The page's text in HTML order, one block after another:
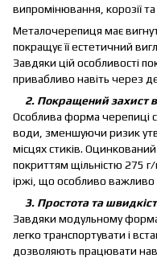
випромінювання, корозії
Металочерепиця має
покращує її естетичний
Завдяки цій особливості
привабливо навіть через
2. Покращений захист
Особлива форма черепиці
води, зменшуючи ризик
місцях стиків.
покриттям щільністю 275
іржі, що особливо важливо
3. Простота та
Завдяки модульному
легко транспортувати і
дозволяють працювати